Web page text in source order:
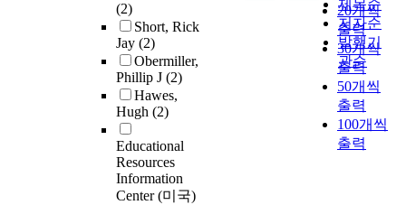
(2)
Short, Rick
Jay (2)
Obermiller,
Phillip J (2)
Hawes,
Hugh (2)
Educational
Resources
Information
Center (미국)
제목순
저자순
발행기
관순
20개씩
출력
30개씩
출력
50개씩
출력
100개씩
출력